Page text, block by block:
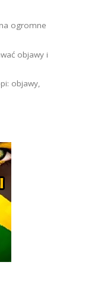
ogromne
objawy i
objawy,